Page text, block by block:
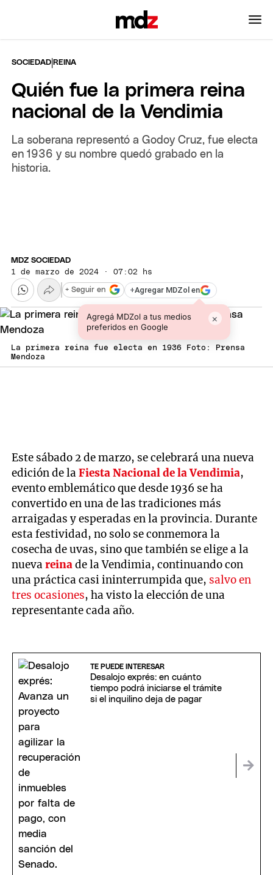
SOCIEDAD |REINA
Quién fue la primera reina
nacional de la Vendimia
La soberana representó a Godoy Cruz, fue electa
en 1936 y su nombre quedó grabado en la
historia.
MDZ SOCIEDAD
1 de marzo de 2024 · 07:02 hs
+Agregar MDZol en
Agregá MDZol a tus medios
preferidos en Google
×
+ Seguir en
La primera reina fue electa en 1936 Foto: Prensa
Mendoza
Este sábado 2 de marzo, se celebrará una nueva
edición de laFiesta Nacional de la Vendimia,
evento emblemático que desde 1936 se ha
convertido en una de las tradiciones más
arraigadas y esperadas en la provincia. Durante
esta festividad, no solo se conmemora la
cosecha de uvas, sino que también se elige a la
nuevareinade la Vendimia, continuando con
una práctica casi ininterrumpida que, salvo en
tres ocasiones, ha visto la elección de una
representante cada año.
TE PUEDE INTERESAR
Desalojo exprés: en cuánto
tiempo podrá iniciarse el trámite
si el inquilino deja de pagar